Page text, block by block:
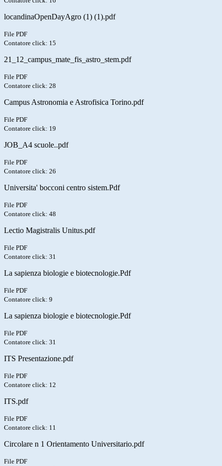
locandinaOpenDayAgro (1) (1).pdf
File PDF
Contatore click: 15
21_12_campus_mate_fis_astro_stem.pdf
File PDF
Contatore click: 28
Campus Astronomia e Astrofisica Torino.pdf
File PDF
Contatore click: 19
JOB_A4 scuole..pdf
File PDF
Contatore click: 26
Universita' bocconi centro sistem.Pdf
File PDF
Contatore click: 48
Lectio Magistralis Unitus.pdf
File PDF
Contatore click: 31
La sapienza biologie e biotecnologie.Pdf
File PDF
Contatore click: 9
La sapienza biologie e biotecnologie.Pdf
File PDF
Contatore click: 31
ITS Presentazione.pdf
File PDF
Contatore click: 12
ITS.pdf
File PDF
Contatore click: 11
Circolare n 1 Orientamento Universitario.pdf
File PDF